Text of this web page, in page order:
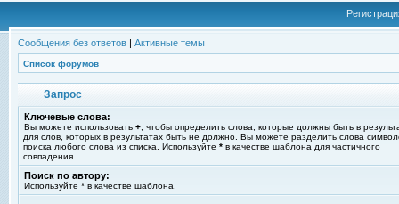
Сообщения без ответов | Активные темы
Список форумов
Запрос
Ключевые слова:
Вы можете использовать + , чтобы определить слова, которые должны быть в
для слов, которых в результатах быть не должно. Вы можете разделить слова
поиска любого слова из списка. Используйте * в качестве шаблона для частичного
совпадения.
Поиск по автору:
Используйте * в качестве шаблона.